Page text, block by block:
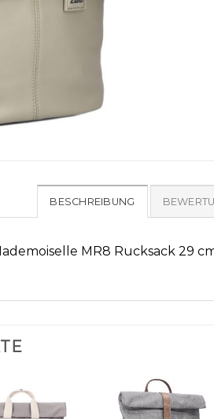
BESCHREIBUNG
MR8 Rucksack 29